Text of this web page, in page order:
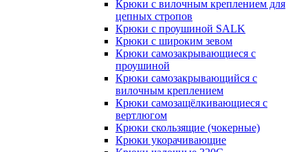
Крюки с вилочным креплением для
цепных стропов
Крюки с проушиной SALK
Крюки с широким зевом
Крюки самозакрывающиеся с
проушиной
Крюки самозакрывающийся с
вилочным креплением
Крюки самозащёлкивающиеся с
вертлюгом
Крюки скользящие (чокерные)
Крюки укорачивающие